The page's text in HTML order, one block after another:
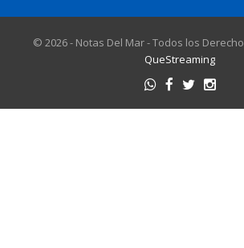
© 2026 - Notas Del Mar - Todos los
QueStreaming